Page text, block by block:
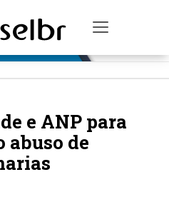
Toggle
e ANP para
abuso de